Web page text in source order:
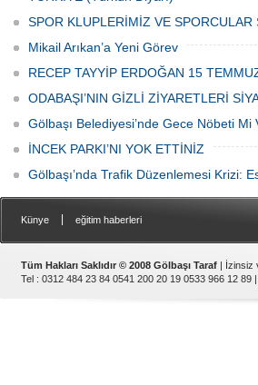
SPOR KLUPLERİMİZ VE
Mikail Arıkan’a Yeni Görev
RECEP TAYYİP ERDOĞAN 15
ODABAŞI’NIN GİZLİ ZİYARETLERİ
Gölbaşı Belediyesi’nde Gece Nöbeti Mi
İNCEK PARKI’NI YOK ETTİNİZ
Gölbaşı’nda Trafik Düzenlemesi Krizi:
Künye eğitim haberleri
Tüm Hakları Saklıdır © 2008 Gölbaşı Taraf | İzinsiz
Tel : 0312 484 23 84 0541 200 20 19 0533 966 12 89